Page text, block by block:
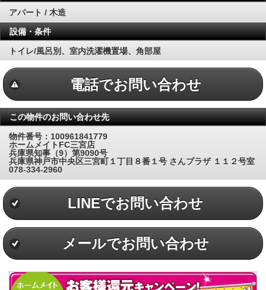
アパート / 木造
設備・条件
トイレ/風呂別、室内洗濯機置場、角部屋
電話でお問い合わせ
この物件のお問い合わせ先
物件番号：100961841779
ホームメイトFC三宮店
兵庫県知事（9）第9090号
兵庫県神戸市中央区三宮町１丁目８番１号 さんプラザ １１２号室
078-334-2960
LINEでお問い合わせ
メールでお問い合わせ